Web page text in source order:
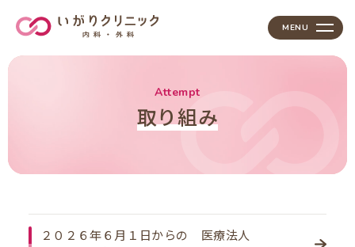
MENU
取り組み
２０２６年６月１日からの 医療法人